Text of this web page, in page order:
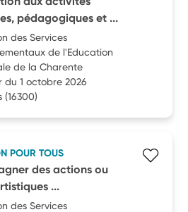
pédagogiques et ...
des Services
de l'Education
de la Charente
du 1 octobre 2026
(16300)
POUR TOUS
des actions ou
...
des Services